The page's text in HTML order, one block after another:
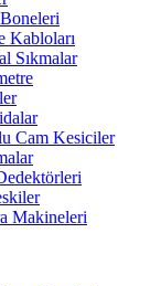
Kabloları
Sıkmalar
Cam Kesiciler
Makineleri